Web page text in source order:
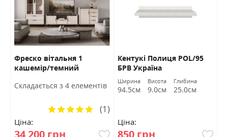
Фреско вітальня 1
кашемір/темний
Cкладається з 4 елементів
Ціна:
34 200 грн
Рейтинг:
(1)
Кентукі Полиця POL/95
БРВ Україна
Ширина
94.5см
Висота
9.0см
Глибина
25.0см
Ціна:
850 грн